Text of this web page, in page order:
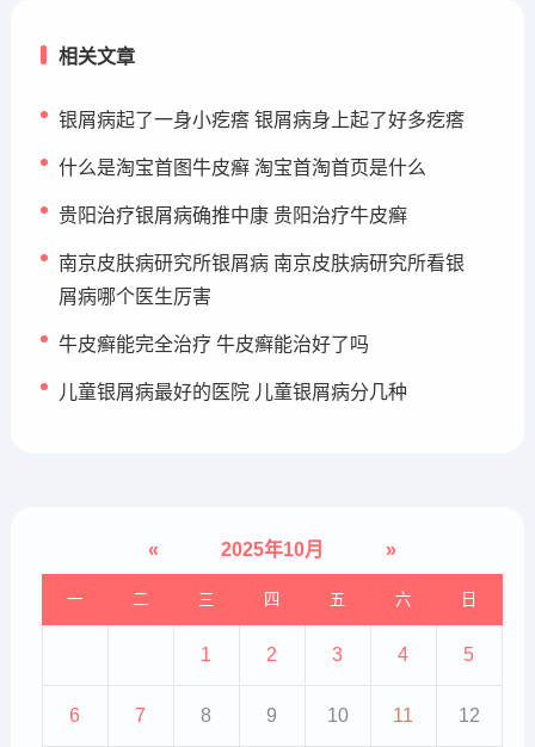
相关文章
银屑病起了一身小疙瘩 银屑病身上起了好多疙瘩
什么是淘宝首图牛皮癣 淘宝首淘首页是什么
贵阳治疗银屑病确推中康 贵阳治疗牛皮癣
南京皮肤病研究所银屑病 南京皮肤病研究所看银
屑病哪个医生厉害
牛皮癣能完全治疗 牛皮癣能治好了吗
儿童银屑病最好的医院 儿童银屑病分几种
« 2025年10月 »
一 二 三 四 五 六 日
1 2 3 4 5
6 7 8 9 10 11 12